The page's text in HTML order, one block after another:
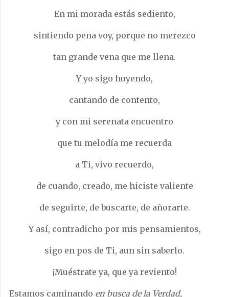
En mi morada estás sediento,
sintiendo pena voy, porque no merezco
tan grande vena que me llena.
Y yo sigo huyendo,
cantando de contento,
y con mi serenata encuentro
que tu melodía me recuerda
a Ti, vivo recuerdo,
de cuando, creado, me hiciste valiente
de seguirte, de buscarte, de añorarte.
Y así, contradicho por mis pensamientos,
sigo en pos de Ti, aun sin saberlo.
¡Muéstrate ya, que ya reviento!
Estamos caminando en busca de la Verdad,